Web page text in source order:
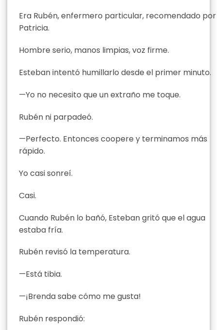
Era Rubén, enfermero particular, recomendado por
Patricia.
Hombre serio, manos limpias, voz firme.
Esteban intentó humillarlo desde el primer minuto.
—Yo no necesito que un extraño me toque.
Rubén ni parpadeó.
—Perfecto. Entonces coopere y terminamos más
rápido.
Yo casi sonreí.
Casi.
Cuando Rubén lo bañó, Esteban gritó que el agua
estaba fría.
Rubén revisó la temperatura.
—Está tibia.
—¡Brenda sabe cómo me gusta!
Rubén respondió: